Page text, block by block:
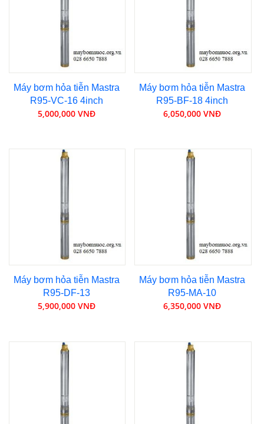
Máy bơm hỏa tiễn Mastra
R95-VC-16 4inch
5,000,000 VNĐ
Máy bơm hỏa tiễn Mastra
R95-BF-18 4inch
6,050,000 VNĐ
Máy bơm hỏa tiễn Mastra
R95-DF-13
5,900,000 VNĐ
Máy bơm hỏa tiễn Mastra
R95-MA-10
6,350,000 VNĐ